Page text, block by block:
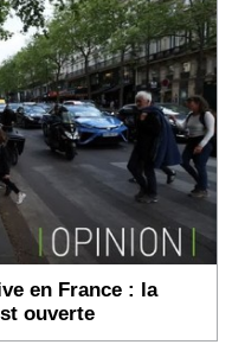
en France : la
ouverte